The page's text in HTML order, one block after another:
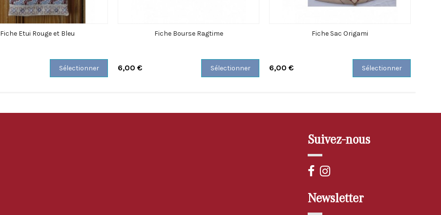
Fiche Etui Rouge et Bleu
Sélectionner
Fiche Bourse Ragtime
6,00 € Sélectionner
Fiche Sac Origami
6,00 € Sélectionner
Suivez-nous
Newsletter